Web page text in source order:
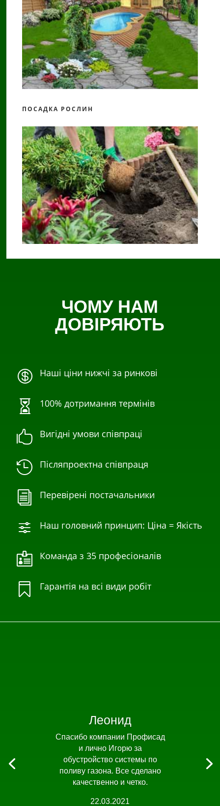
ПОСАДКА РОСЛИН
ЧОМУ НАМ
ДОВІРЯЮТЬ
 Наші ціни нижчі за ринкові
 100% дотримання термінів
 Вигідні умови співпраці
 Післяпроектна співпраця
i Перевірені постачальники
f Наш головний принцип: Ціна = Якість
 Команда з 35 професіоналів
 Гарантія на всі види робіт
Леонид
Спасибо компании Профисад
и лично Игорю за
обустройство системы по
поливу газона. Все сделано
качественно и четко.
22.03.2021